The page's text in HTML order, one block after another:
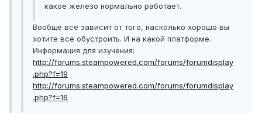
какое железо нормально работает.
Вообще все зависит от того, насколько хорошо вы
хотите все обустроить. И на какой платформе.
Информация для изучения:
http://forums.steampowered.com/forums/forumdisplay
.php?f=19
http://forums.steampowered.com/forums/forumdisplay
.php?f=16